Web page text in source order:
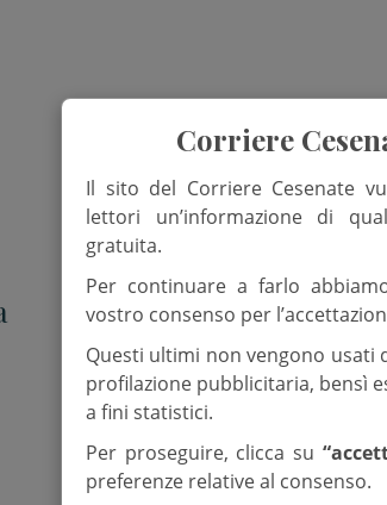
Corriere
Il sito del Corriere Cesenate
lettori un’informazione di
gratuita.
Per continuare a farlo
vostro consenso per
Questi ultimi non vengono usati
profilazione pubblicitaria, bensì
a fini statistici.
Per proseguire, clicca su
preferenze relative al consenso.